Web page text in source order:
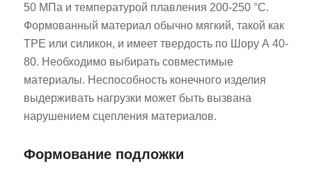
50 МПа и температурой плавления 200-250 °C.
Формованный материал обычно мягкий, такой как
TPE или силикон, и имеет твердость по Шору А 40-
80. Необходимо выбирать совместимые
материалы. Неспособность конечного изделия
выдерживать нагрузки может быть вызвана
нарушением сцепления материалов.
Формование подложки